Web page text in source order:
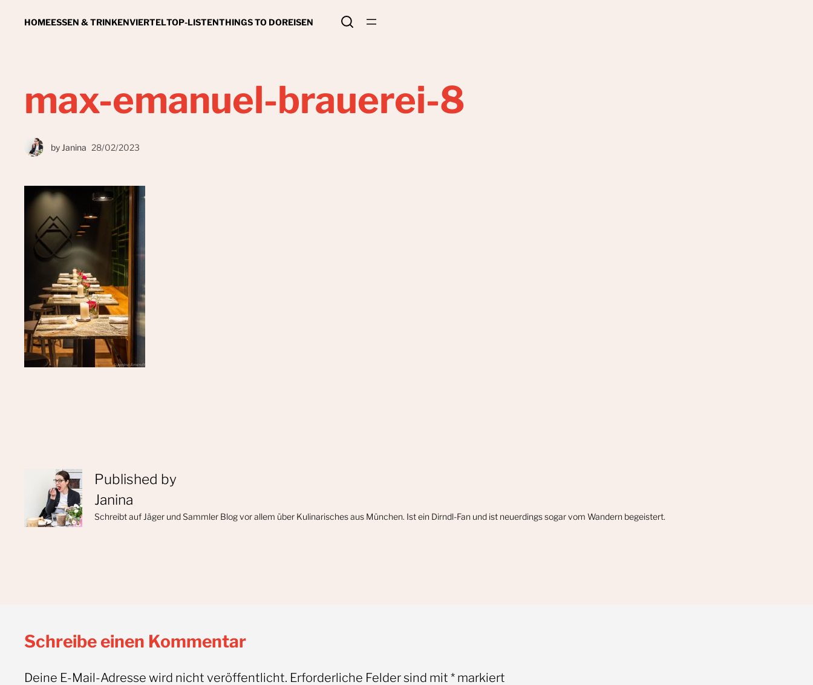
HOMEESSEN & TRINKENVIERTELTOP-LISTENTHINGS TO DOREISEN
max-emanuel-brauerei-8
by Janina 28/02/2023
Published by
Janina
Schreibt auf Jäger und Sammler Blog vor allem über Kulinarisches aus München. Ist ein Dirndl-Fan und ist neuerdings sogar vom Wandern begeistert.
Schreibe einen Kommentar
Deine E-Mail-Adresse wird nicht veröffentlicht. Erforderliche Felder sind mit * markiert